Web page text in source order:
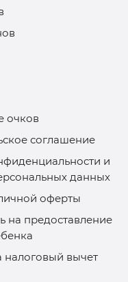
очков
соглашение
и
данных
оферты
на предоставление
налоговый вычет